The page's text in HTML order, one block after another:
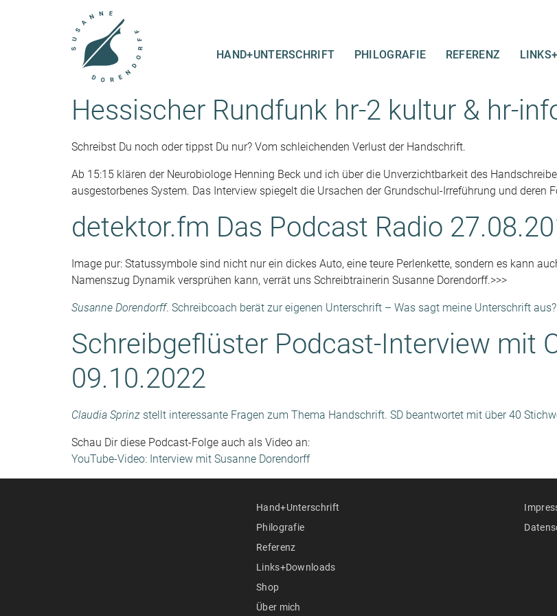
HAND+UNTERSCHRIFT PHILOGRAFIE REFERENZ
Hessischer Rundfunk hr-2 kultur & hr-
Schreibst Du noch oder tippst Du nur? Vom schleichenden Verlust der Handschrift.
Ab 15:15 klären der Neurobiologe Henning Beck und ich über die Unverzichtbarkeit des
ausgestorbenes System. Das Interview spiegelt die Ursachen der Grundschul-Irreführung und deren
detektor.fm Das Podcast Radio
Image pur: Statussymbole sind nicht nur ein dickes Auto, eine teure Perlenkette, sondern es kann
Namenszug Dynamik versprühen kann, verrät uns Schreibtrainerin Susanne Dorendorff.>>>
Susanne Dorendorff. Schreibcoach berät zur eigenen Unterschrift – Was sagt meine Unterschrift aus?
Schreibgeflüster Podcast-Interview mit
09.10.2022
Claudia Sprinz stellt interessante Fragen zum Thema Handschrift. SD beantwortet mit über 40
Schau Dir diese Podcast-Folge auch als Video an:
YouTube-Video: Interview mit Susanne Dorendorff
Hand+Unterschrift
Philografie
Referenz
Links+Downloads
Shop
Über mich